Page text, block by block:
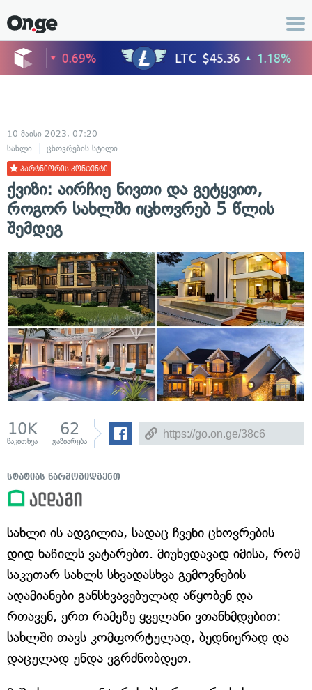
10 მაისი 2023, 07:20
სახლი
ცხოვრების სტილი
პარტნიორის კონტენტი
ქვიზი: აირჩიე ნივთი და გეტყვით,
როგორ სახლში იცხოვრებ 5 წლის
შემდეგ
10K
წაკითხვა
62
გაზიარება
სტატიას წარმოგიდგენთ
სახლი ის ადგილია, სადაც ჩვენი ცხოვრების
დიდ ნაწილს ვატარებთ. მიუხედავად იმისა, რომ
საკუთარ სახლს სხვადასხვა გემოვნების
ადამიანები განსხვავებულად აწყობენ და
რთავენ, ერთ რამეზე ყველანი ვთანხმდებით:
სახლში თავს კომფორტულად, ბედნიერად და
დაცულად უნდა ვგრძნობდეთ.